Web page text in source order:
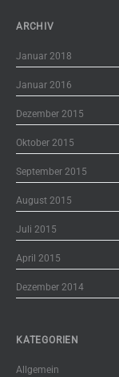
ARCHIV
Januar 2018
Januar 2016
Dezember 2015
Oktober 2015
September 2015
August 2015
Juli 2015
April 2015
Dezember 2014
KATEGORIEN
Allgemein